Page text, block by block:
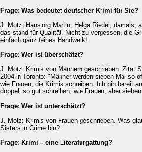
Frage: Was bedeutet deutscher Krimi für Sie?
J. Motz: Hansjörg Martin, Helga Riedel, damals,
das stand für Qualität. Nicht zu vergessen, die
einfach ganz feines Handwerk!
Frage: Wer ist überschätzt?
J. Motz: Krimis von Männern geschrieben. Zitat
2004 in Toronto: "Männer werden sieben Mal so
wie Frauen, die Krimis schreiben. Ich bin bereit
doppelt so gut schreiben, wie Frauen, aber
Frage: Wer ist unterschätzt?
J. Motz: Krimis von Frauen geschrieben. Was
Sisters in Crime bin?
Frage: Krimi – eine Literaturgattung?